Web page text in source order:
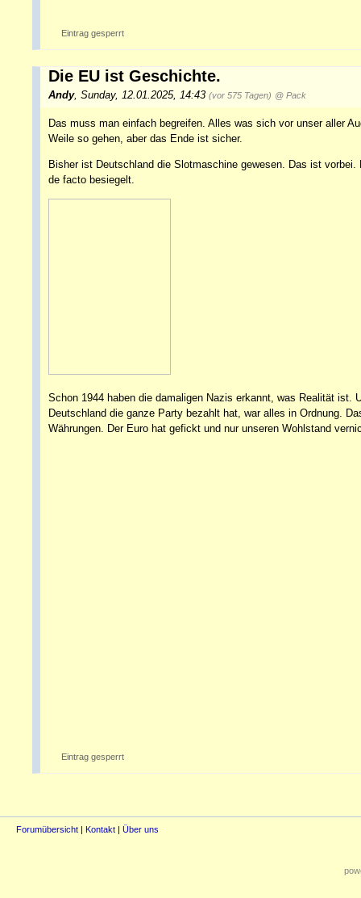
Eintrag gesperrt
Die EU ist Geschichte.
Andy, Sunday, 12.01.2025, 14:43 (vor 575 Tagen) @ Pack
Das muss man einfach begreifen. Alles was sich vor unser aller
Weile so gehen, aber das Ende ist sicher.
Bisher ist Deutschland die Slotmaschine gewesen. Das ist
de facto besiegelt.
Schon 1944 haben die damaligen Nazis erkannt, was Realität ist.
Deutschland die ganze Party bezahlt hat, war alles in Ordnung.
Währungen. Der Euro hat gefickt und nur unseren Wohlstand
Eintrag gesperrt
Forumübersicht | Kontakt | Über uns